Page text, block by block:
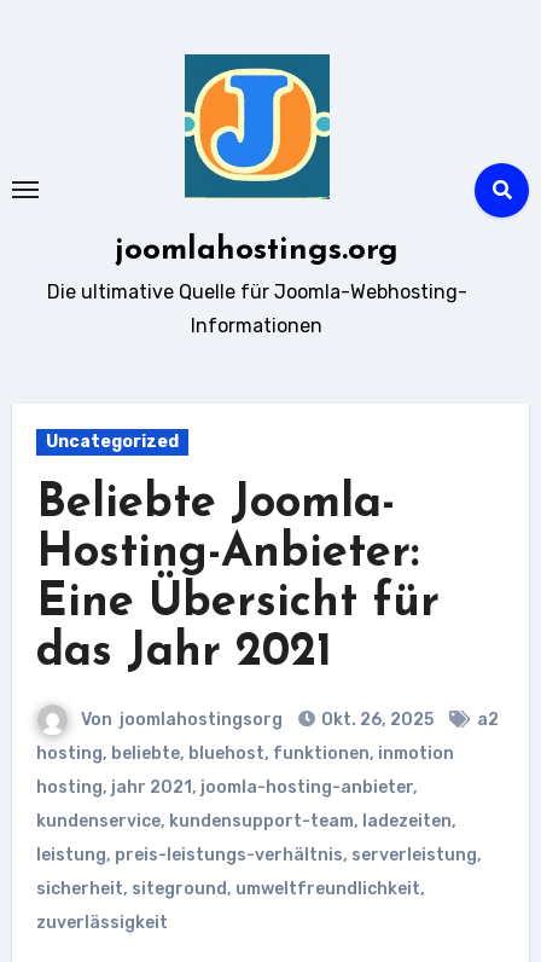
joomlahostings.org
Die ultimative Quelle für Joomla-Webhosting-
Informationen
Uncategorized
Beliebte Joomla-
Hosting-Anbieter:
Eine Übersicht für
das Jahr 2021
Von joomlahostingsorg Okt. 26, 2025
a2
hosting, beliebte, bluehost, funktionen, inmotion
hosting, jahr 2021, joomla-hosting-anbieter,
kundenservice, kundensupport-team, ladezeiten,
leistung, preis-leistungs-verhältnis, serverleistung,
sicherheit, siteground, umweltfreundlichkeit,
zuverlässigkeit